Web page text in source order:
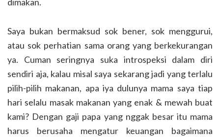
Saya bukan bermaksud sok bener, sok menggurui,
atau sok perhatian sama orang yang berkekurangan
ya. Cuman seringnya suka introspeksi dalam diri
sendiri aja, kalau misal saya sekarang jadi yang terlalu
pilih-pilih makanan, apa iya dulunya mama saya tiap
hari selalu masak makanan yang enak & mewah buat
kami? Dengan gaji papa yang nggak besar itu mama
harus berusaha mengatur keuangan bagaimana